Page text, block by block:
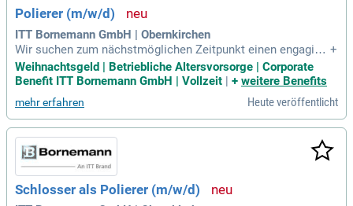
Polierer (m/w/d)
ITT Bornemann GmbH | Obernkirchen
Wir suchen zum nächstmöglichen Zeitpunkt einen engagiert
en Polierer (m/w/d) für unser internationales Unternehmen.
Zu den Hauptaufgaben gehören die Polierung, Egalisierung u
edienen Markiermaschinen und Elektro-Polieranlagen und k
oordinieren selbstständig Ihre Aufgaben. Eine Ausbildung al
s Schlosser, Industriemechaniker oder Polierer ist von Vort
eil. Kenntnisse in der Metallindustrie, Galvanik und Oberfläc
henbeschaffenheit sind wünschenswert. Wir bieten einen sp
annenden Arbeitsplatz mit flexiblen Schichtmodellen und er
warten hohe Arbeitsbereitschaft sowie Teamfähigkeit.
+
Weihnachtsgeld | Betriebliche Altersvorsorge | Corporate
Benefit ITT Bornemann GmbH | Vollzeit | + weitere Benefits
mehr erfahren Heute veröffentlicht
Schlosser als Polierer (m/w/d)